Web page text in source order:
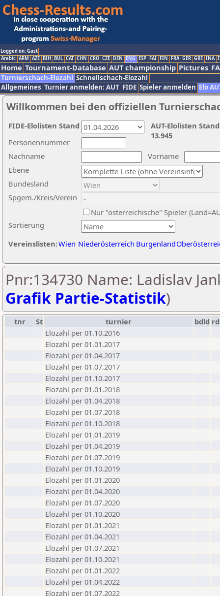
Logged on: Gast
Arabic ARM AZE BIH BUL CAT CHN CRO CZE DEN ENG ESP FAI FIN FRA GER GRE INA
Home Tournament-Database AUT championship Pictures
Turnierschach-Elozahl Schnellschach-Elozahl
Allgemeines Turnier anmelden: AUT FIDE Spieler anmelden Elo
Willkommen bei den offiziellen
Nachname
Vorname
Ebene
Sortierung
Personennummer
Bundesland
Spgem./Kreis/Verein
Nur "österreichische" Spieler
Vereinslisten:Wien Niederösterreich Burgenland
AUT-Elolisten
13.945
FIDE-Elolisten Stand
Pnr:134730 Name: Ladislav
Grafik Partie-Statistik)
tnr St turnier bdld rd
Elozahl per 01.10.2016
Elozahl per 01.01.2017
Elozahl per 01.04.2017
Elozahl per 01.07.2017
Elozahl per 01.10.2017
Elozahl per 01.01.2018
Elozahl per 01.04.2018
Elozahl per 01.07.2018
Elozahl per 01.10.2018
Elozahl per 01.01.2019
Elozahl per 01.04.2019
Elozahl per 01.07.2019
Elozahl per 01.10.2019
Elozahl per 01.01.2020
Elozahl per 01.04.2020
Elozahl per 01.07.2020
Elozahl per 01.10.2020
Elozahl per 01.01.2021
Elozahl per 01.04.2021
Elozahl per 01.07.2021
Elozahl per 01.10.2021
Elozahl per 01.01.2022
Elozahl per 01.04.2022
Elozahl per 01.07.2022